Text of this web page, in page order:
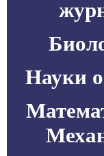
Науки